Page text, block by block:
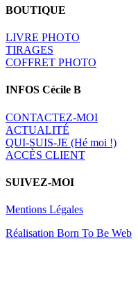
BOUTIQUE
LIVRE PHOTO
TIRAGES
COFFRET PHOTO
INFOS Cécile B
CONTACTEZ-MOI
ACTUALITÉ
QUI-SUIS-JE (Hé moi !)
ACCÈS CLIENT
SUIVEZ-MOI
Mentions Légales
Réalisation Born To Be Web